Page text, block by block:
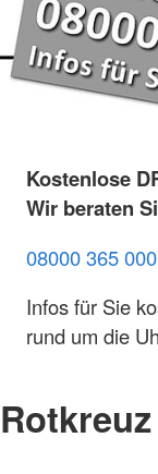
Kostenlose
Wir beraten
08000 365 000
Infos für Sie
rund um die